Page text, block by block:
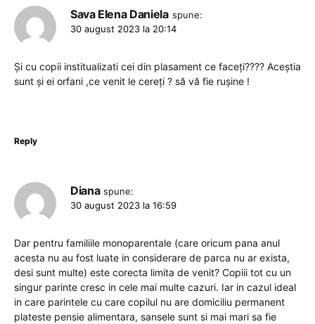
Sava Elena Daniela spune:
30 august 2023 la 20:14
Și cu copii institualizati cei din plasament ce faceți???? Aceștia
sunt și ei orfani ,ce venit le cereți ? să vă fie rușine !
Reply
Diana spune:
30 august 2023 la 16:59
Dar pentru familiile monoparentale (care oricum pana anul
acesta nu au fost luate in considerare de parca nu ar exista,
desi sunt multe) este corecta limita de venit? Copiii tot cu un
singur parinte cresc in cele mai multe cazuri. Iar in cazul ideal
in care parintele cu care copilul nu are domiciliu permanent
plateste pensie alimentara, sansele sunt si mai mari sa fie